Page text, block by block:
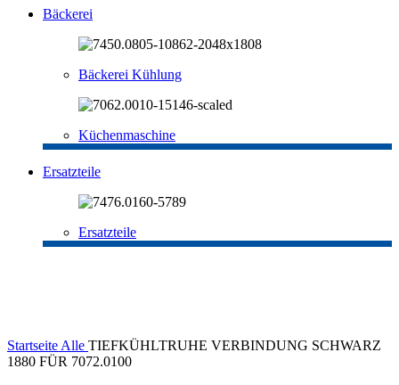
Bäckerei
Bäckerei Kühlung
Küchenmaschine
Ersatzteile
Ersatzteile
Startseite Alle TIEFKÜHLTRUHE VERBINDUNG SCHWARZ
1880 FÜR 7072.0100